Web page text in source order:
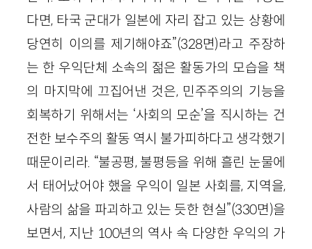
다면, 타국 군대가 일본에 자리 잡고 있는 상황에
당연히 이의를 제기해야죠”(328면)라고 주장하
는 한 우익단체 소속의 젊은 활동가의 모습을 책
의 마지막에 끄집어낸 것은, 민주주의의 기능을
회복하기 위해서는 ‘사회의 모순’을 직시하는 건
전한 보수주의 활동 역시 불가피하다고 생각했기
때문이리라. “불공평, 불평등을 위해 흘린 눈물에
서 태어났어야 했을 우익이 일본 사회를, 지역을,
사람의 삶을 파괴하고 있는 듯한 현실”(330면)을
보면서, 지난 100년의 역사 속 다양한 우익의 가